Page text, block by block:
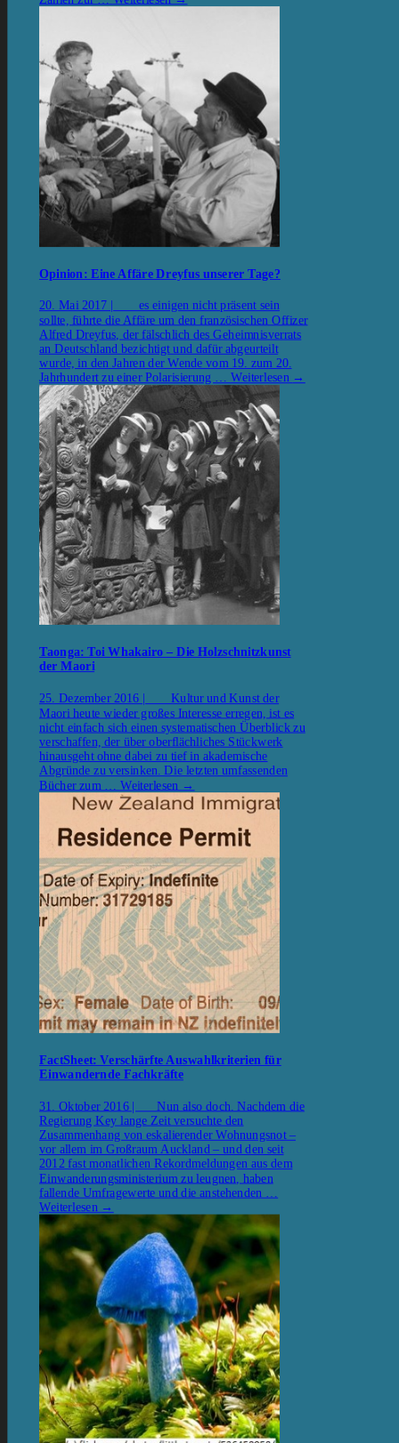
Opinion: Eine Affäre Dreyfus unserer Tage?
20. Mai 2017 | es einigen nicht präsent sein
sollte, führte die Affäre um den französischen Offizer
Alfred Dreyfus, der fälschlich des Geheimnisverrats
an Deutschland bezichtigt und dafür abgeurteilt
wurde, in den Jahren der Wende vom 19. zum 20.
Jahrhundert zu einer Polarisierung …Weiterlesen →
Taonga: Toi Whakairo – Die Holzschnitzkunst
der Maori
25. Dezember 2016 | Kultur und Kunst der
Maori heute wieder großes Interesse erregen, ist es
nicht einfach sich einen systematischen Überblick zu
verschaffen, der über oberflächliches Stückwerk
hinausgeht ohne dabei zu tief in akademische
Abgründe zu versinken. Die letzten umfassenden
Bücher zum … Weiterlesen →
FactSheet: Verschärfte Auswahlkriterien für
Einwandernde Fachkräfte
31. Oktober 2016 | Nun also doch. Nachdem die
Regierung Key lange Zeit versuchte den
Zusammenhang von eskalierender Wohnungsnot –
vor allem im Großraum Auckland – und den seit
2012 fast monatlichen Rekordmeldungen aus dem
Einwanderungsministerium zu leugnen, haben
fallende Umfragewerte und die anstehenden …
Weiterlesen →